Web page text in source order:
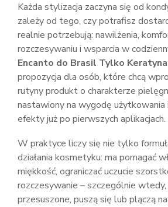
Każda stylizacja zaczyna się od
zależy od tego, czy potrafisz
realnie potrzebują: nawilżenia,
rozczesywaniu i wsparcia w
Encanto do Brasil Tylko
propozycja dla osób, które chcą
rutyny produkt o charakterze
nastawiony na wygodę użytkowania
efekty już po pierwszych aplikacjach.
W praktyce liczy się nie tylko
działania kosmetyku: ma pomagać
miękkość, ograniczać uczucie
rozczesywanie – szczególnie
przesuszone, puszą się lub plączą na